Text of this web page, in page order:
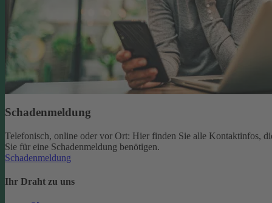
Schadenmeldung
Telefonisch, online oder vor Ort: Hier finden Sie alle Kontaktinfos,
Sie für eine Schadenmeldung benötigen.
Schadenmeldung
Ihr Draht zu uns